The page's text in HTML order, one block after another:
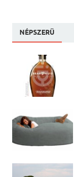
NÉPSZERÜ